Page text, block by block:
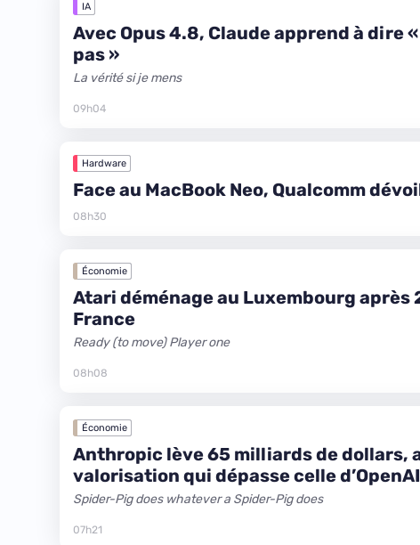
IA
Avec Opus 4.8, Claude apprend à dire
pas »
La vérité si je mens
09h04
Hardware
Face au MacBook Neo, Qualcomm
08h30
Économie
Atari déménage au Luxembourg après
France
Ready (to move) Player one
08h08
Économie
Anthropic lève 65 milliards de dollars,
valorisation qui dépasse celle d’OpenAI
Spider-Pig does whatever a Spider-Pig does
07h21